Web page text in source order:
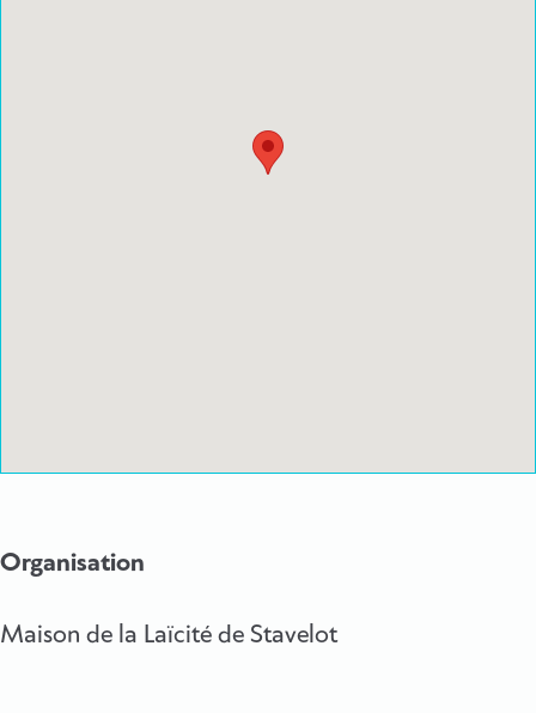
Organisation
Maison de la Laïcité de Stavelot